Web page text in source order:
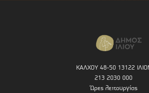
ΚΑΛΧΟΥ 48-50 13122
213 2030 000
Ώρες λειτουργίας